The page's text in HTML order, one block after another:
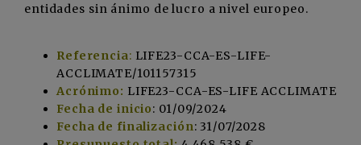
entidades sin ánimo de lucro a nivel europeo.
Referencia: LIFE23-CCA-ES-LIFE-
ACCLIMATE/101157315
Acrónimo: LIFE23-CCA-ES-LIFE ACCLIMATE
Fecha de inicio: 01/09/2024
Fecha de finalización: 31/07/2028